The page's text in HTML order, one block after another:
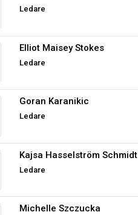
Ledare
Elliot Maisey Stokes
Ledare
Goran Karanikic
Ledare
Kajsa Hasselström Schmidt
Ledare
Michelle Szczucka